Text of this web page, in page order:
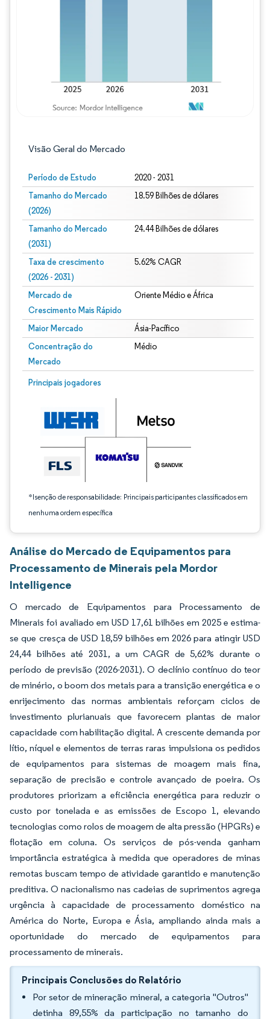
Visão Geral do Mercado
Período de Estudo 2020 - 2031
Tamanho do Mercado
(2026)
18.59 Bilhões de dólares
Tamanho do Mercado
(2031)
24.44 Bilhões de dólares
Taxa de crescimento
(2026 - 2031)
5.62% CAGR
Mercado de
Crescimento Mais Rápido
Oriente Médio e África
Maior Mercado Ásia-Pacífico
Concentração do
Mercado
Médio
Principais jogadores
*Isenção de responsabilidade: Principais participantes classificados em
nenhuma ordem específica
Imagem © Mordor Intelligence. O reuso requer atribuição conforme CC BY 4.0.
Análise do Mercado de Equipamentos para
Processamento de Minerais pela Mordor
Intelligence
O mercado de Equipamentos para Processamento de
Minerais foi avaliado em USD 17,61 bilhões em 2025 e estima-
se que cresça de USD 18,59 bilhões em 2026 para atingir USD
24,44 bilhões até 2031, a um CAGR de 5,62% durante o
período de previsão (2026-2031). O declínio contínuo do teor
de minério, o boom dos metais para a transição energética e o
enrijecimento das normas ambientais reforçam ciclos de
investimento plurianuais que favorecem plantas de maior
capacidade com habilitação digital. A crescente demanda por
lítio, níquel e elementos de terras raras impulsiona os pedidos
de equipamentos para sistemas de moagem mais fina,
separação de precisão e controle avançado de poeira. Os
produtores priorizam a eficiência energética para reduzir o
custo por tonelada e as emissões de Escopo 1, elevando
tecnologias como rolos de moagem de alta pressão (HPGRs) e
flotação em coluna. Os serviços de pós-venda ganham
importância estratégica à medida que operadores de minas
remotas buscam tempo de atividade garantido e manutenção
preditiva. O nacionalismo nas cadeias de suprimentos agrega
urgência à capacidade de processamento doméstico na
América do Norte, Europa e Ásia, ampliando ainda mais a
oportunidade do mercado de equipamentos para
processamento de minerais.
Principais Conclusões do Relatório
Por setor de mineração mineral, a categoria "Outros"
detinha 89,55% da participação no tamanho do